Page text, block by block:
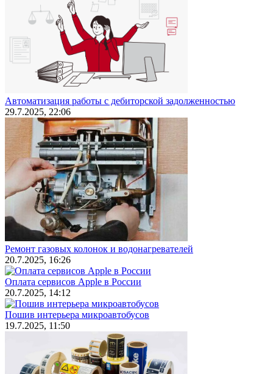
Автоматизация работы с дебиторской задолженностью
29.7.2025, 22:06
Ремонт газовых колонок и водонагревателей
20.7.2025, 16:26
Оплата сервисов Apple в России
20.7.2025, 14:12
Пошив интерьера микроавтобусов
19.7.2025, 11:50